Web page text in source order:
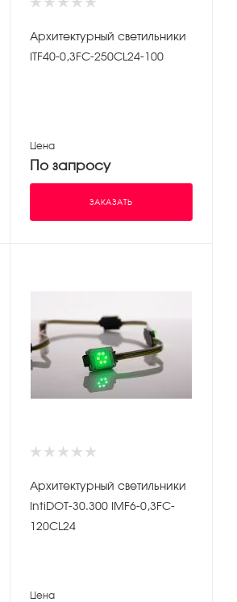
Архитектурный светильники
ITF40-0,3FC-250CL24-100
Цена
По запросу
ЗАКАЗАТЬ
Архитектурный светильники
IntiDOT-30.300 IMF6-0,3FC-
120CL24
Цена